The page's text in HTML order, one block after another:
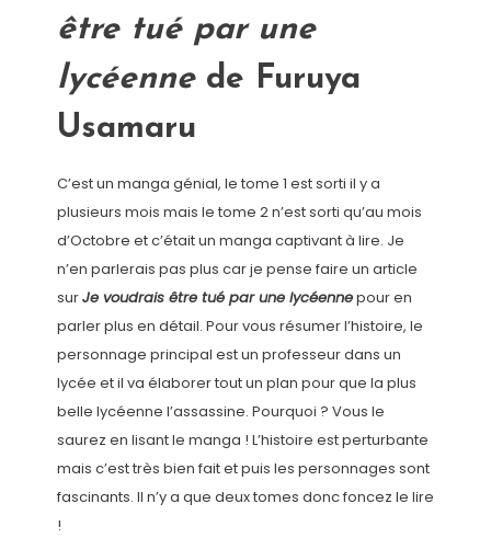
être tué par une
lycéennede Furuya
Usamaru
C’est un manga génial, le tome 1 est sorti il y a
plusieurs mois mais le tome 2 n’est sorti qu’au mois
d’Octobre et c’était un manga captivant à lire. Je
n’en parlerais pas plus car je pense faire un article
surJe voudrais être tué par une lycéennepour en
parler plus en détail. Pour vous résumer l’histoire, le
personnage principal est un professeur dans un
lycée et il va élaborer tout un plan pour que la plus
belle lycéenne l’assassine. Pourquoi ? Vous le
saurez en lisant le manga ! L’histoire est perturbante
mais c’est très bien fait et puis les personnages sont
fascinants. Il n’y a que deux tomes donc foncez le lire
!